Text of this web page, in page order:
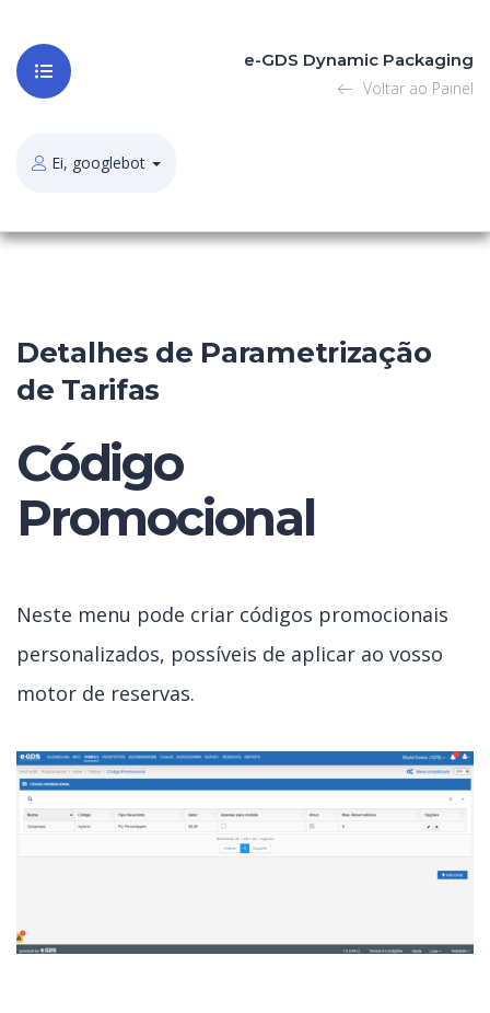
e-GDS Dynamic Packaging
Voltar ao Painel
Ei, googlebot
Detalhes de Parametrização
de Tarifas
Código
Promocional
Neste menu pode criar códigos promocionais
personalizados, possíveis de aplicar ao vosso
motor de reservas.